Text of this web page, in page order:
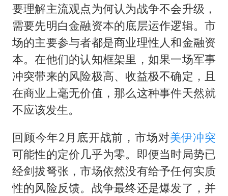
要理解主流观点为何认为战争不会升级，
需要先明白金融资本的底层运作逻辑。市
场的主要参与者都是商业理性人和金融资
本。在他们的认知框架里，如果一场军事
冲突带来的风险极高、收益极不确定，且
在商业上毫无价值，那么这种事件天然就
不应该发生。
回顾今年2月底开战前，市场对美伊冲突
可能性的定价几乎为零。即便当时局势已
经剑拔弩张，市场依然没有给予任何实质
性的风险反馈。战争最终还是爆发了，并